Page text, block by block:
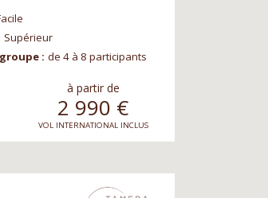
Supérieur
: de 4 à 8 participants
à partir de
2 990 €
VOL INTERNATIONAL INCLUS